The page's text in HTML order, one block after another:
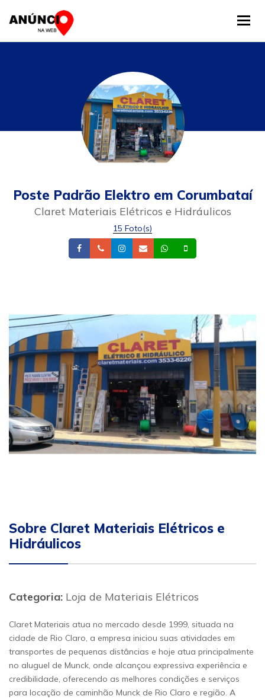
Poste Padrão Elektro em Corumbataí
Claret Materiais Elétricos e Hidráulicos
15 Foto(s)
FacebookTelefoneInstagram
Email Whatsapp
Sobre Claret Materiais Elétricos e
Hidráulicos
Categoria: Loja de Materiais Elétricos
Claret Materiais atua no mercado desde 1999, situada na
cidade de Rio Claro, a empresa iniciou suas atividades em
transportes de pequenas distâncias e hoje atua principalmente
no aluguel de Munck, onde alcançou expressiva experiência e
credibilidade, oferecendo as melhores condições e serviços
para locação de caminhão Munck de Rio Claro e região. A